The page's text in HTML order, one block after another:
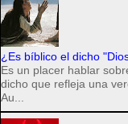
¿Es bíblico el dicho
Es un placer hablar
dicho que refleja una
Au...